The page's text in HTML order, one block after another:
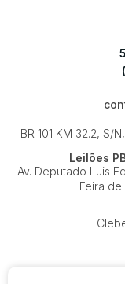
BR 101 KM 32.2, S/
Leilões
Av. Deputado Luis
Feira de